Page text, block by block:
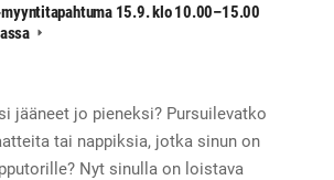
15.9. klo 10.00–15.00
jääneet jo pieneksi? Pursuilevatko
tai nappiksia, jotka sinun on
Nyt sinulla on loistava